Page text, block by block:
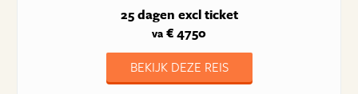
25 dagen excl ticket
va € 4750
BEKIJK DEZE REIS